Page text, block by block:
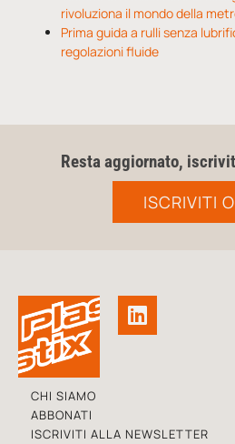
rivoluziona il mondo della
Prima guida a rulli senza
regolazioni fluide
Resta aggiornato,
ISCRIVITI
CHI SIAMO
ABBONATI
ISCRIVITI ALLA NEWSLETTER